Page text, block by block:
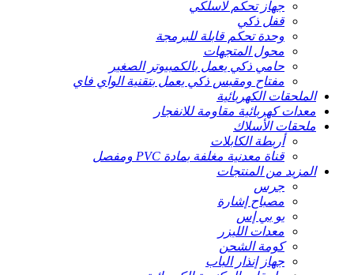
جهاز تحكم لاسلكي
قفل ذكي
وحدة تحكم قابلة للبرمجة
محول المتجهات
حامي ذكي يعمل بالكمبيوتر الصغير
مفتاح ومقبس ذكي يعمل بتقنية الواي فاي
الملحقات الكهربائية
معدات كهربائية مقاومة للانفجار
ملحقات الأسلاك
أربطة الكابلات
قناة معدنية مغلفة بمادة PVC ومفصل
المزيد من المنتجات
جرس
مصباح إشارة
يو بي إس
معدات الليزر
كومة الشحن
جهاز إنذار الباب